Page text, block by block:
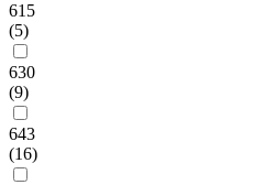
615
(5)
630
(9)
643
(16)